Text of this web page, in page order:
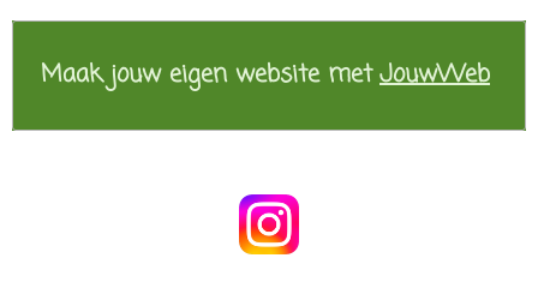
Maak jouw eigen website metJouwWeb